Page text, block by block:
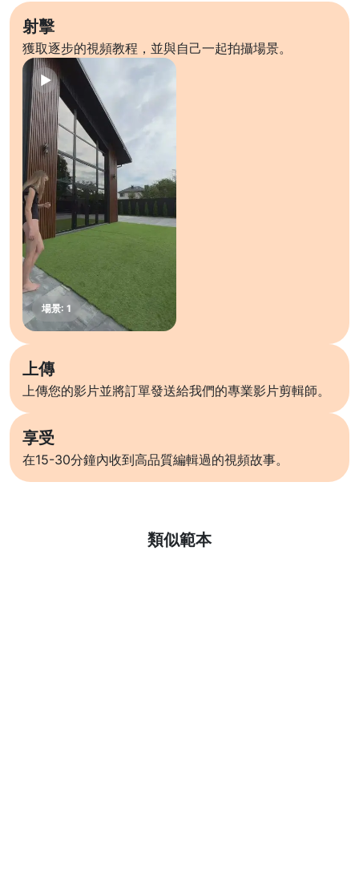
射擊
獲取逐步的視頻教程，並與自己一起拍攝場景。
上傳
上傳您的影片並將訂單發送給我們的專業影片剪輯師。
享受
在15-30分鐘內收到高品質編輯過的視頻故事。
類似範本
了解更多